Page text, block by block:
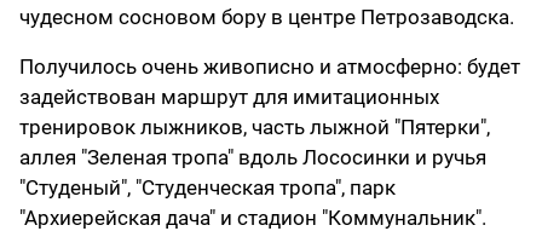
чудесном сосновом бору в центре Петрозаводска.
Получилось очень живописно и атмосферно: будет
задействован маршрут для имитационных
тренировок лыжников, часть лыжной "Пятерки",
аллея "Зеленая тропа" вдоль Лососинки и ручья
"Студеный", "Студенческая тропа", парк
"Архиерейская дача" и стадион "Коммунальник".